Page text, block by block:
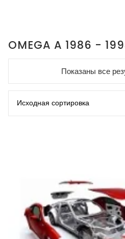
OMEGA A 1986 -
Показаны все